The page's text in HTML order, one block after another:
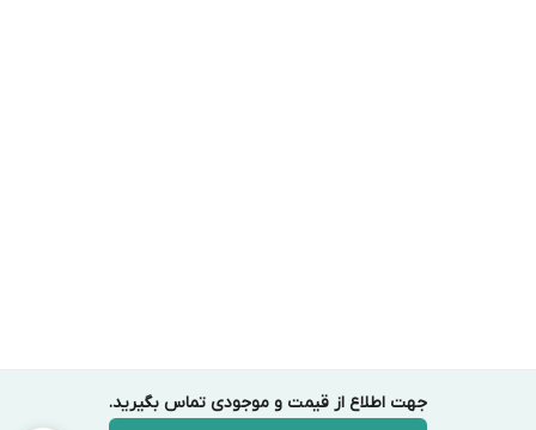
جهت اطلاع از قیمت و موجودی تماس بگیرید.